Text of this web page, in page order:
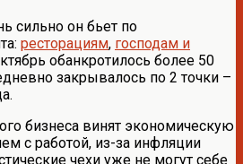
сильно он бьет по
ресторациям, господам и
обанкротилось более 50
закрывалось по 2 точки –
бизнеса винят экономическую
с работой, из-за инфляции
чехи уже не могут себе